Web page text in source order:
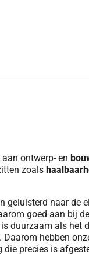
ontwerp- en
zoals
geluisterd naar de
goed aan bij
duurzaam als het
hebben
precies is